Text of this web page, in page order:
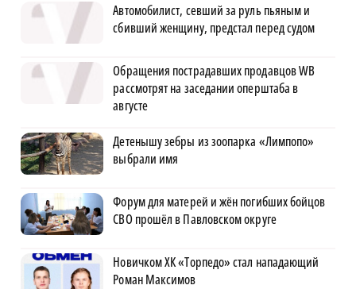
Автомобилист, севший за руль пьяным и
сбивший женщину, предстал перед судом
Обращения пострадавших продавцов WB
рассмотрят на заседании оперштаба в
августе
Детенышу зебры из зоопарка «Лимпопо»
выбрали имя
Форум для матерей и жён погибших бойцов
СВО прошёл в Павловском округе
Новичком ХК «Торпедо» стал нападающий
Роман Максимов